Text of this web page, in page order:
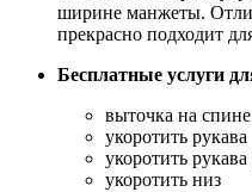
ширине манжеты.
прекрасно подходит
Бесплатные услуги
выточка на спине
укоротить рукава
укоротить
укоротить низ